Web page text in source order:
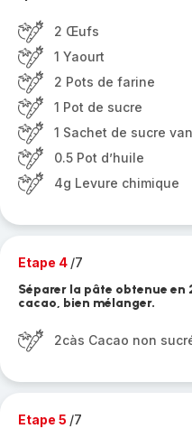
2 Œufs
1 Yaourt
2 Pots de farine
1 Pot de sucre
1 Sachet de sucre
0.5 Pot d’huile
4g Levure chimique
Etape 4 /7
Séparer la pâte obtenue en
cacao, bien mélanger.
2càs Cacao non
Etape 5 /7